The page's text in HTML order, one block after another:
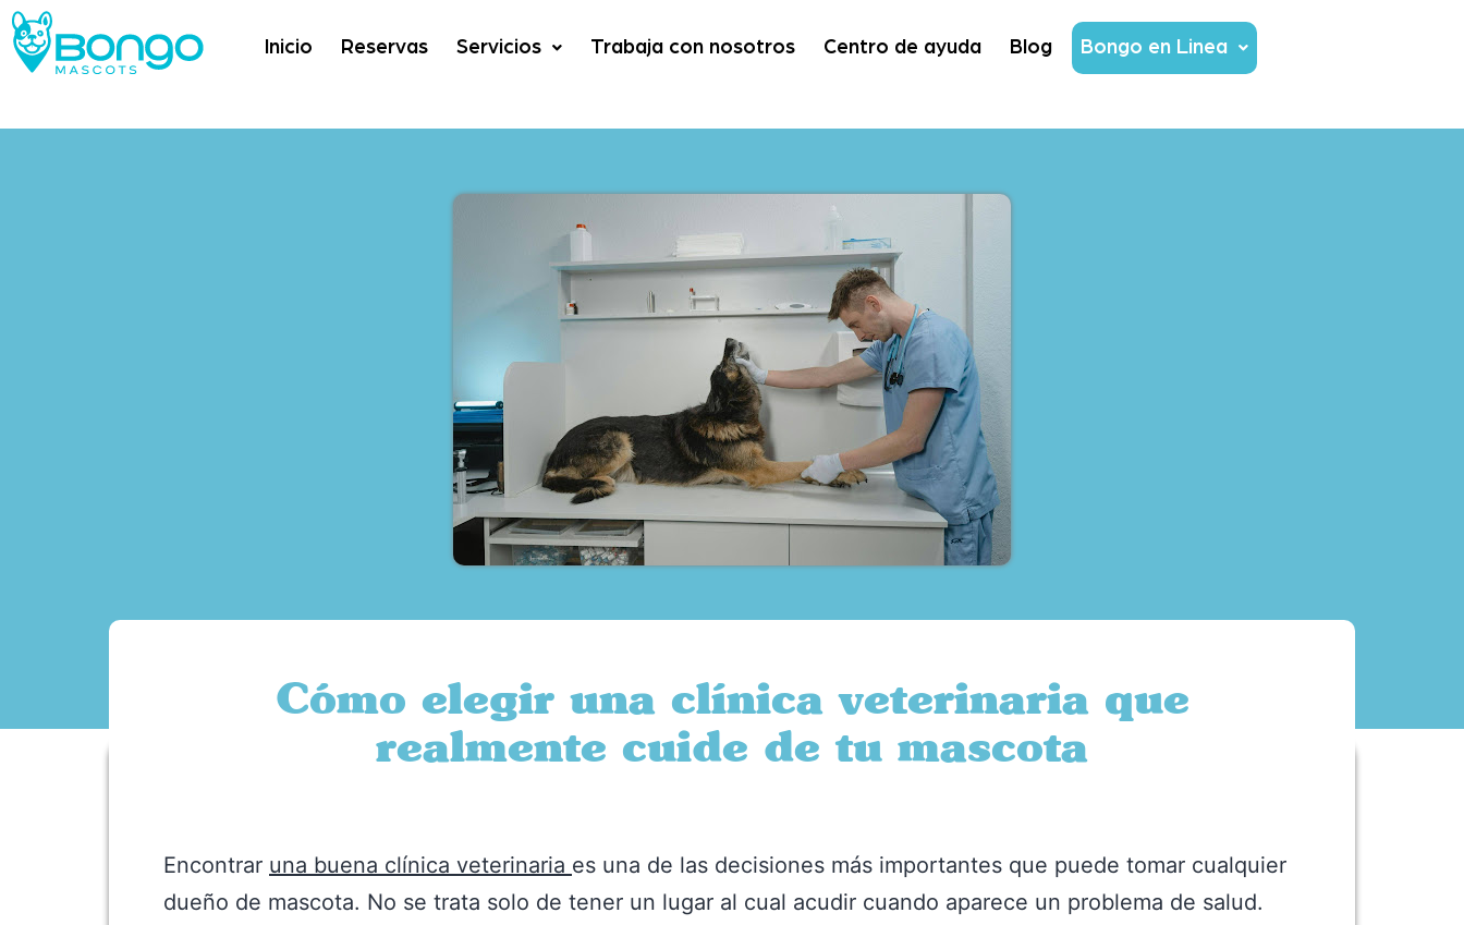
Inicio Reservas Servicios Trabaja con nosotros Centro de ayuda Blog Bongo en Linea
Cómo elegir una clínica veterinaria que
realmente cuide de tu mascota
Encontrar una buena clínica veterinaria es una de las decisiones más importantes que puede tomar cualquier
dueño de mascota. No se trata solo de tener un lugar al cual acudir cuando aparece un problema de salud.